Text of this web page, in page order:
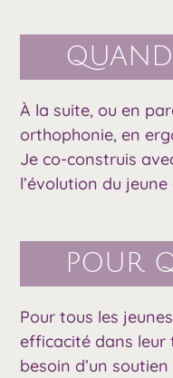
À la suite, ou en
orthophonie, en
Je co-construis
l’évolution du
POUR
Pour tous les
efficacité dans
besoin d’un